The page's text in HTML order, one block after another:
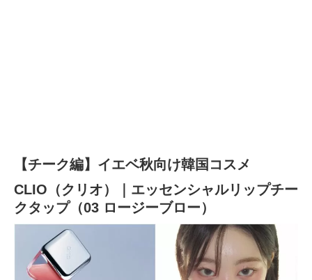
【チーク編】イエベ秋向け韓国コスメ
CLIO（クリオ）｜エッセンシャルリップチー
クタップ（03 ロージーブロー）